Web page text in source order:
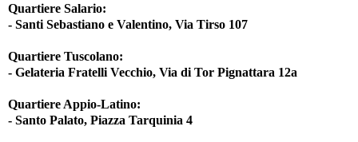
Quartiere Salario:
- Santi Sebastiano e Valentino, Via Tirso 107
Quartiere Tuscolano:
- Gelateria Fratelli Vecchio, Via di Tor Pignattara 12a
Quartiere Appio-Latino:
- Santo Palato, Piazza Tarquinia 4